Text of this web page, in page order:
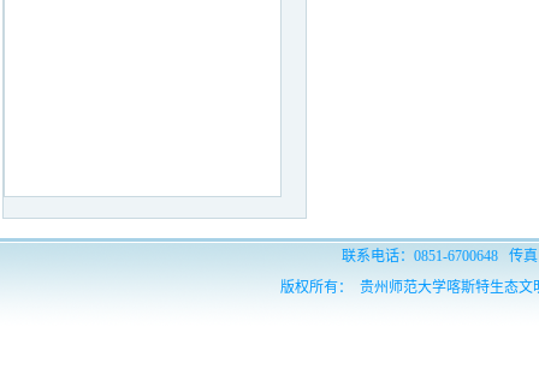
联系电话：0851-6700648 传
版权所有： 贵州师范大学喀斯特生态文